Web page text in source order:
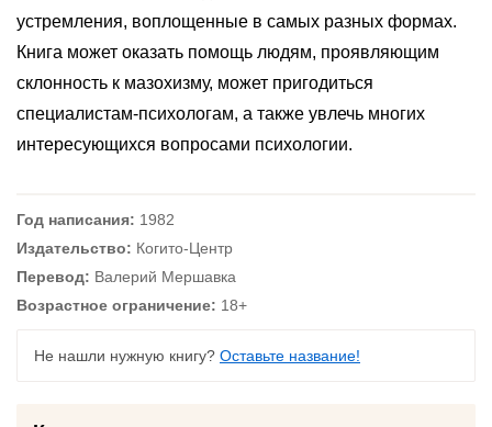
устремления, воплощенные в самых разных формах.
Книга может оказать помощь людям, проявляющим
склонность к мазохизму, может пригодиться
специалистам-психологам, а также увлечь многих
интересующихся вопросами психологии.
Год написания: 1982
Издательство: Когито-Центр
Перевод: Валерий Мершавка
Возрастное ограничение: 18+
Не нашли нужную книгу? Оставьте название!